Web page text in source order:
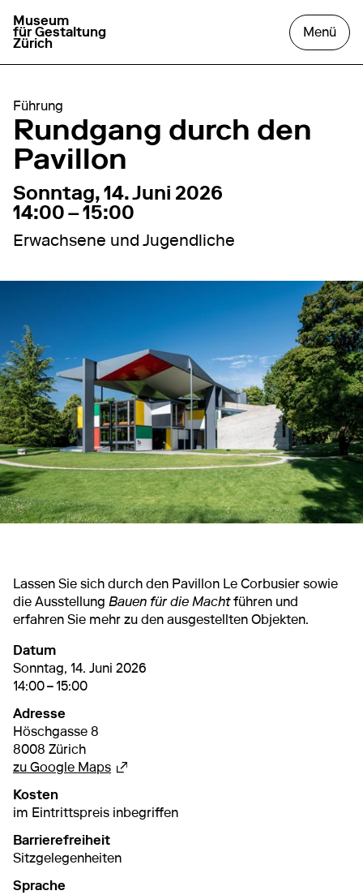
zur Startseite gehen
Museum
für Gestaltung
Zürich
Menüdas
Führung
Rundgang durch den
Pavillon
14. Juni 202614:00 – 15:00
Sonntag, 14. Juni 2026
14:00 – 15:00
Erwachsene und Jugendliche
Lassen Sie sich durch den Pavillon Le Corbusier sowie
die Ausstellung Bauen für die Machtführen und
erfahren Sie mehr zu den ausgestellten Objekten.
Datum
14. Juni 2026 14:00 – 15:00
Sonntag, 14. Juni 2026
14:00 – 15:00
Adresse
Höschgasse 8
8008 Zürich
zu Google MapsExterner Link
Kosten
im Eintrittspreis inbegriffen
Barrierefreiheit
Sitzgelegenheiten
Sprache